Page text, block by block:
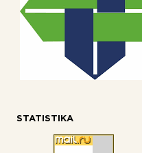
STATISTIKA